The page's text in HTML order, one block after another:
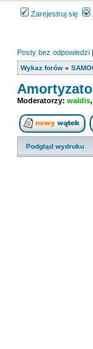
Zarejestruj się
Posty bez odpowiedzi |
Wykaz forów »
Moderatorzy: waldis,
Podgląd wydruku